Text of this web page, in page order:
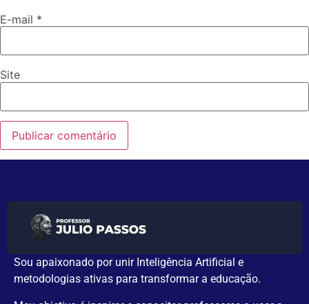
E-mail *
Site
Sou apaixonado por unir Inteligência Artificial e
metodologias ativas para transformar a educação.